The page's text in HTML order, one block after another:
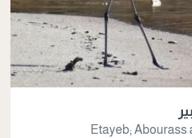
Etayeb; Abourass